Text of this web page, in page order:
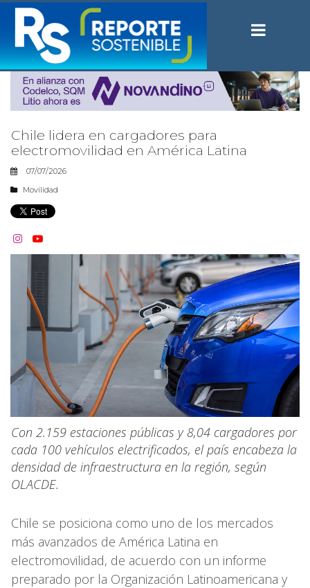
Chile lidera en cargadores para
electromovilidad en América Latina
07/07/2026
Movilidad
 
Con 2.159 estaciones públicas y 8,04 cargadores por
cada 100 vehículos electrificados, el país encabeza la
densidad de infraestructura en la región, según
OLACDE.
Chile se posiciona como uno de los mercados
más avanzados de América Latina en
electromovilidad, de acuerdo con un informe
preparado por la Organización Latinoamericana y